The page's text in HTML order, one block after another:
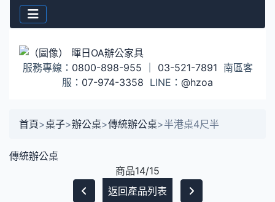
服務專線： 0800-898-955 03-521-7891 南區客
服： 07-974-3358 LINE： @hzoa
首頁>桌子>辦公桌>傳統辦公桌>半港桌4尺半
傳統辦公桌
商品14/15
返回產品列表